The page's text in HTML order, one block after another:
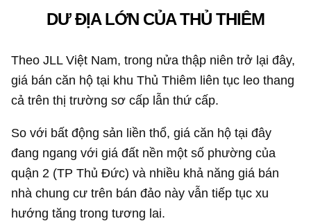
DƯ ĐỊA LỚN CỦA THỦ THIÊM
Theo JLL Việt Nam, trong nửa thập niên trở lại đây,
giá bán căn hộ tại khu Thủ Thiêm liên tục leo thang
cả trên thị trường sơ cấp lẫn thứ cấp.
So với bất động sản liền thổ, giá căn hộ tại đây
đang ngang với giá đất nền một số phường của
quận 2 (TP Thủ Đức) và nhiều khả năng giá bán
nhà chung cư trên bán đảo này vẫn tiếp tục xu
hướng tăng trong tương lai.